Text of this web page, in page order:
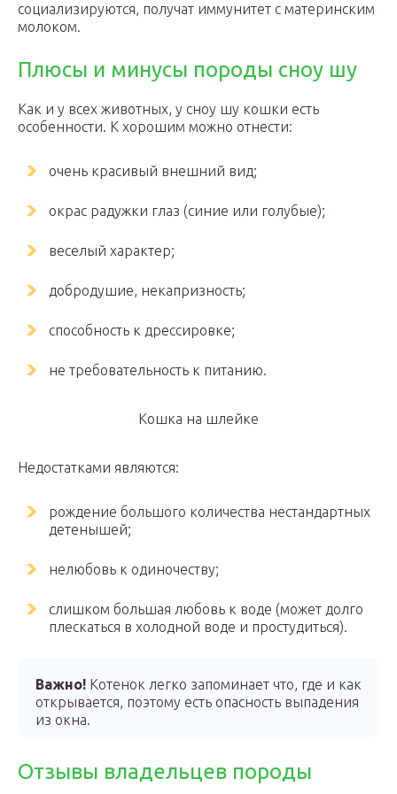
социализируются, получат иммунитет с материнским
молоком.
Плюсы и минусы породы сноу шу
Как и у всех животных, у сноу шу кошки есть
особенности. К хорошим можно отнести:
очень красивый внешний вид;
окрас радужки глаз (синие или голубые);
веселый характер;
добродушие, некапризность;
способность к дрессировке;
не требовательность к питанию.
Кошка на шлейке
Недостатками являются:
рождение большого количества нестандартных
детенышей;
нелюбовь к одиночеству;
слишком большая любовь к воде (может долго
плескаться в холодной воде и простудиться).
Важно! Котенок легко запоминает что, где и как
открывается, поэтому есть опасность выпадения
из окна.
Отзывы владельцев породы